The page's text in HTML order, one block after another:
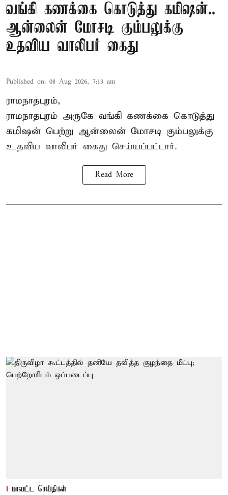
வங்கி கணக்கை கொடுத்து கமிஷன்..
ஆன்லைன் மோசடி கும்பலுக்கு
உதவிய வாலிபர் கைது
Published on: 08 Aug 2026, 7:13 am
ராமநாதபுரம்,
ராமநாதபுரம் அருகே வங்கி கணக்கை கொடுத்து
கமிஷன் பெற்று ஆன்லைன் மோசடி கும்பலுக்கு
உதவிய வாலிபர் கைது செய்யப்பட்டார்.
Read More
மாவட்ட செய்திகள்